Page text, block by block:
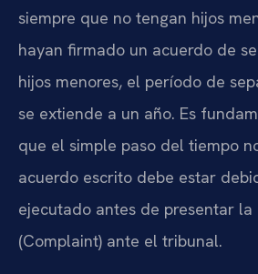
siempre que no tengan hijos
hayan firmado un acuerdo de
hijos menores, el período de
se extiende a un año. Es
que el simple paso del tiempo
acuerdo escrito debe estar
ejecutado antes de presentar la
(Complaint) ante el tribunal.